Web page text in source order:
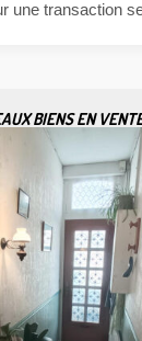
une transaction
BIENS EN